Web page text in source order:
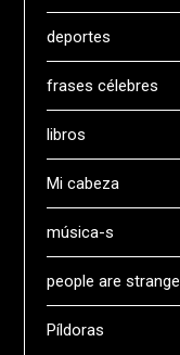
deportes
frases célebres
libros
Mi cabeza
música-s
people are strange
Píldoras